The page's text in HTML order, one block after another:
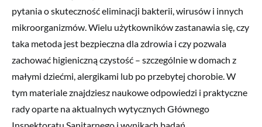
pytania o skuteczność eliminacji bakterii, wirusów i innych
mikroorganizmów. Wielu użytkowników zastanawia się, czy
taka metoda jest bezpieczna dla zdrowia i czy pozwala
zachować higieniczną czystość – szczególnie w domach z
małymi dziećmi, alergikami lub po przebytej chorobie. W
tym materiale znajdziesz naukowe odpowiedzi i praktyczne
rady oparte na aktualnych wytycznych Głównego